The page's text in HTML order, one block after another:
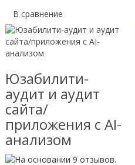
В сравнение
Юзабилити-
аудит и аудит
сайта/
приложения с AI-
анализом